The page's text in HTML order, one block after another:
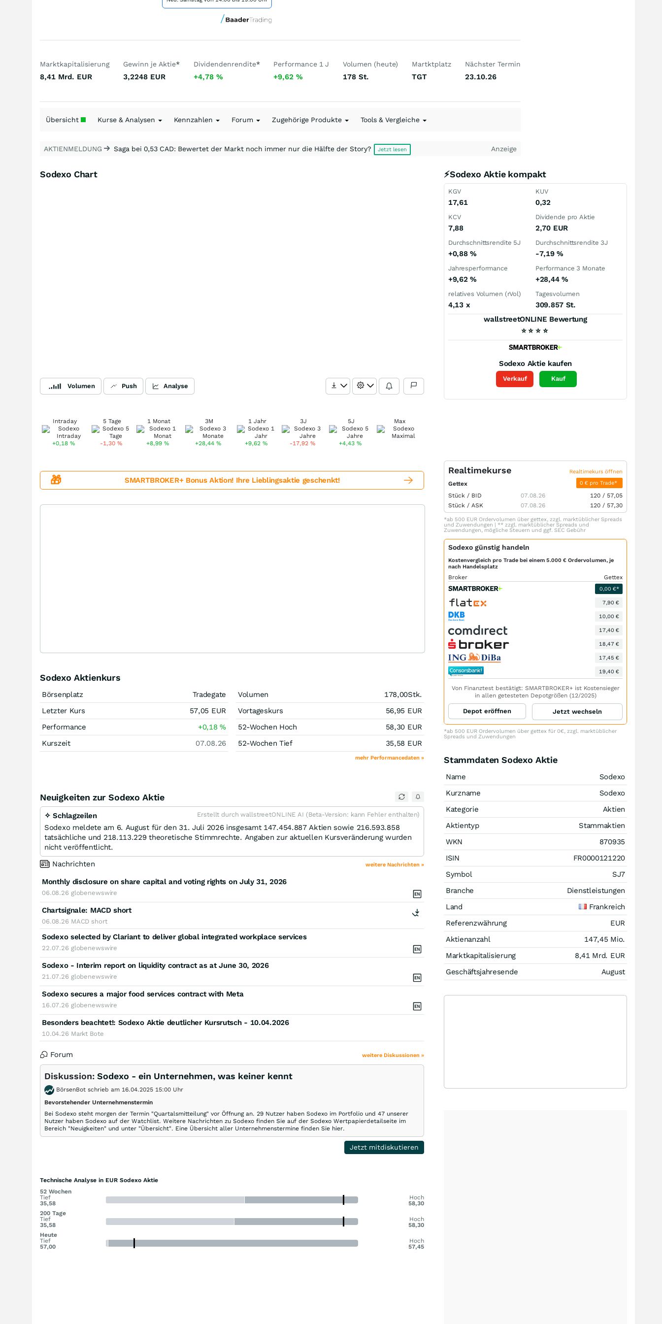
Marktkapitalisierung
8,41 Mrd. EUR
Gewinn je Aktie*
3,2248 EUR
Dividendenrendite*
+4,78 %
Performance 1 J
+9,62%
Volumen (heute)
178 St.
Martktplatz
TGT
Nächster Termin
23.10.26
Übersicht Kurse & Analysen Kennzahlen Forum Zugehörige Produkte Tools & Vergleiche
AKTIENMELDUNG Saga bei 0,53 CAD: Bewertet der Markt noch immer nur die Hälfte der Story? Jetzt lesen Anzeige
Sodexo Chart
Volumen Push Analyse
Intraday
+0,18%
5 Tage
-1,30 %
1 Monat
+8,99%
3M
+28,44 %
1 Jahr
+9,62%
3J
-17,92 %
5J
+4,43 %
Max
⚡Sodexo Aktie kompakt
KGV
17,61
KUV
0,32
KCV
7,88
Dividende pro Aktie
2,70 EUR
Durchschnittsrendite 5J
+0,88%
Durchschnittsrendite 3J
-7,19%
Jahresperformance
+9,62%
Performance 3 Monate
+28,44 %
relatives Volumen (rVol)
4,13 x
Tagesvolumen
309.857 St.
wallstreetONLINE Bewertung
⭐ ⭐ ⭐ ⭐
Sodexo Aktie kaufen
Verkauf Kauf
🎁 SMARTBROKER+ Bonus Aktion! Ihre Lieblingsaktie geschenkt!
Sodexo Aktienkurs
Börsenplatz
Tradegate
Letzter Kurs
57,05 EUR
Performance
+0,18%
Kurszeit
07.08.26
Volumen 178,00Stk.
Vortageskurs
56,95 EUR
52-Wochen Hoch
58,30 EUR
52-Wochen Tief
35,58 EUR
mehr Performancedaten »
Neuigkeiten zur Sodexo Aktie
✧ Schlagzeilen Erstellt durch wallstreetONLINE AI (Beta-Version: kann Fehler enthalten)
Sodexo meldete am 6. August für den 31. Juli 2026 insgesamt 147.454.887 Aktien sowie 216.593.858
tatsächliche und 218.113.229 theoretische Stimmrechte. Angaben zur aktuellen Kursveränderung wurden
nicht veröffentlicht.
Nachrichten
weitere Nachrichten »
Monthly disclosure on share capital and voting rights on July 31, 2026
06.08.26 globenewswire
Chartsignale: MACD short
06.08.26 MACD short
Sodexo selected by Clariant to deliver global integrated workplace services
22.07.26 globenewswire
Sodexo - Interim report on liquidity contract as at June 30, 2026
21.07.26 globenewswire
Sodexo secures a major food services contract with Meta
16.07.26 globenewswire
Besonders beachtet!: Sodexo Aktie deutlicher Kursrutsch - 10.04.2026
10.04.26 Markt Bote
Forum weitere Diskussionen »
Diskussion: Sodexo - ein Unternehmen, was keiner kennt
BörsenBot schrieb am 16.04.2025 15:00 Uhr
Bevorstehender Unternehmenstermin
Bei Sodexo steht morgen der Termin "Quartalsmitteilung" vor Öffnung an. 29 Nutzer haben Sodexo im Portfolio und 47 unserer
Nutzer haben Sodexo auf der Watchlist. Weitere Nachrichten zu Sodexo finden Sie auf der Sodexo Wertpapierdetailseite im
Bereich "Neuigkeiten" und unter "Übersicht". Eine Übersicht aller Unternehmenstermine finden Sie hier.
Jetzt mitdiskutieren
Technische Analyse in EUR Sodexo Aktie
52 Wochen
Tief
35,58
Hoch
58,30
200 Tage
Tief
35,58
Hoch
58,30
Heute
Tief
57,00
Hoch
57,45
Realtimekurse Realtimekurs öffnen
Gettex 0 € pro Trade*
Stück / BID 07.08.26 120 / 57,05
Stück / ASK 07.08.26 120 / 57,30
*ab 500 EUR Ordervolumen über gettex, zzgl. marktüblicher Spreads
und Zuwendungen | ** zzgl. marktüblicher Spreads und
Zuwendungen, mögliche Steuern und ggf. SEC Gebühr
Sodexo günstig handeln
Kostenvergleich pro Trade bei einem 5.000 € Ordervolumen, je
nach Handelsplatz
Broker Gettex
0,00 €*
7,90 €
10,00 €
17,40 €
18,47 €
17,45 €
19,40 €
Von Finanztest bestätigt: SMARTBROKER+ ist Kostensieger
in allen getesteten Depotgrößen (12/2025)
Depot eröffnen Jetzt wechseln
*ab 500 EUR Ordervolumen über gettex für 0€, zzgl. marktüblicher
Spreads und Zuwendungen
Stammdaten Sodexo Aktie
Name
Sodexo
Kurzname
Sodexo
Kategorie
Aktien
Aktientyp
Stammaktien
WKN
870935
ISIN
FR0000121220
Symbol
SJ7
Branche
Dienstleistungen
Land
Frankreich
Referenzwährung
EUR
Aktienanzahl
147,45 Mio.
Marktkapitalisierung
8,41 Mrd. EUR
Geschäftsjahresende
August